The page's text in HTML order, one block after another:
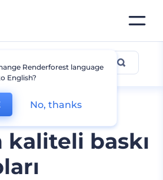
tasarım
baskı
Renderforest language
English?
No, thanks